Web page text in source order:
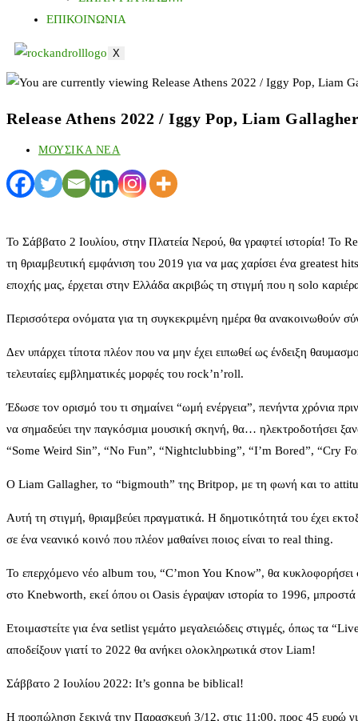
ΕΠΙΚΟΙΝΩΝΙΑ
X
Release Athens 2022 / Iggy Pop, Liam
ΜΟΥΣΙΚΑ ΝΕΑ
Το Σάββατο 2 Ιουλίου, στην Πλατεία Νερού, θα γραφτεί ιστορία! Το
τη θριαμβευτική εμφάνιση του 2019 για να μας χαρίσει ένα greatest
εποχής μας, έρχεται στην Ελλάδα ακριβώς τη στιγμή που η solo
Περισσότερα ονόματα για τη συγκεκριμένη ημέρα θα ανακοινωθούν
Δεν υπάρχει τίποτα πλέον που να μην έχει ειπωθεί ως ένδειξη
τελευταίες εμβληματικές μορφές του rock’n’roll.
Έδωσε τον ορισμό του τι σημαίνει “ωμή ενέργεια”, πενήντα χρόνια
να σημαδεύει την παγκόσμια μουσική σκηνή, θα… ηλεκτροδοτήσει
“Some Weird Sin”, “No Fun”, “Nightclubbing”, “I’m Bored”, “Cry
Ο Liam Gallagher, το “bigmouth” της Britpop, με τη φωνή και το
Αυτή τη στιγμή, θριαμβεύει πραγματικά. H δημοτικότητά του έχει
σε ένα νεανικό κοινό που πλέον μαθαίνει ποιος είναι το real thing.
Το επερχόμενο νέο album του, “C’mon You Know”, θα
στο Knebworth, εκεί όπου οι Oasis έγραψαν ιστορία το 1996, μπροστά
Ετοιμαστείτε για ένα setlist γεμάτο μεγαλειώδεις στιγμές, όπως τα
αποδείξουν γιατί το 2022 θα ανήκει ολοκληρωτικά στον Liam!
Σάββατο 2 Ιουλίου 2022: It’s gonna be biblical!
Η προπώληση ξεκινά την Παρασκευή 3/12, στις 11:00, προς 45 ευρώ